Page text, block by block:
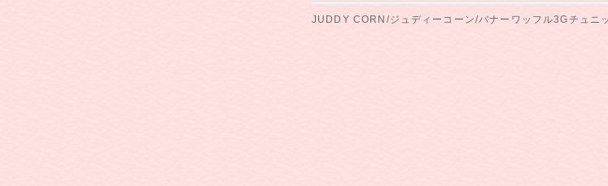
JUDDY CORN/ジュディーコーン/バナーワッフル3Gチュニ